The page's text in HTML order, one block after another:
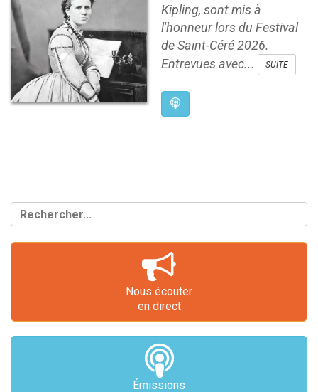
Kipling, sont mis à
l'honneur lors du Festival
de Saint-Céré 2026.
Entrevues avec...
SUITE
Nous écouter
en direct
Émissions